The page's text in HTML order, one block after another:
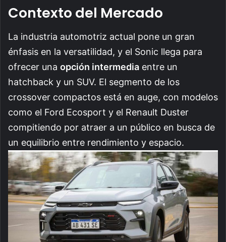
Contexto del Mercado
La industria automotriz actual pone un gran
énfasis en la versatilidad, y el Sonic llega para
ofrecer una opción intermedia entre un
hatchback y un SUV. El segmento de los
crossover compactos está en auge, con modelos
como el Ford Ecosport y el Renault Duster
compitiendo por atraer a un público en busca de
un equilibrio entre rendimiento y espacio.